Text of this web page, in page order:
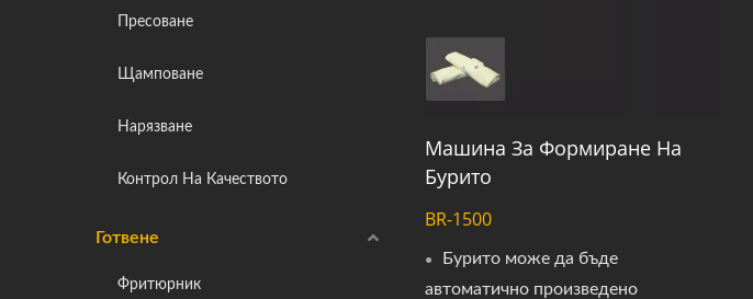
Пресоване
Щамповане
Нарязване
Контрол На Качеството
Готвене
Фритюрник
Машина За Формиране На
Бурито
BR-1500
Бурито може да бъде
автоматично произведено